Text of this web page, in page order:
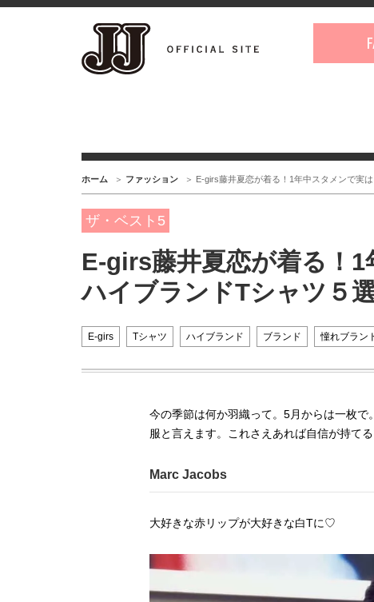
ホーム ファッション E-girs藤井夏恋が着る！1年中スタメンで実
ザ・ベスト5
E-girs藤井夏恋が着る！
ハイブランドTシャツ５
E-girs Tシャツ ハイブランド ブランド 憧れブラン
今の季節は何か羽織って。5月からは一枚
服と言えます。これさえあれば自信が持て
Marc Jacobs
大好きな赤リップが大好きな白Tに♡